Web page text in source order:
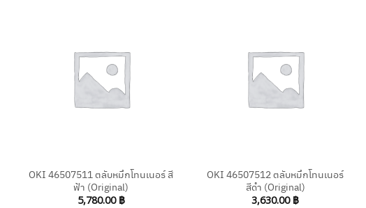
OKI 46507511 ตลับหมึกโทนเนอร์ สี
ฟ้า (Original)
5,780.00 ฿
OKI 46507512 ตลับหมึกโทนเนอร์
สีดำ (Original)
3,630.00 ฿